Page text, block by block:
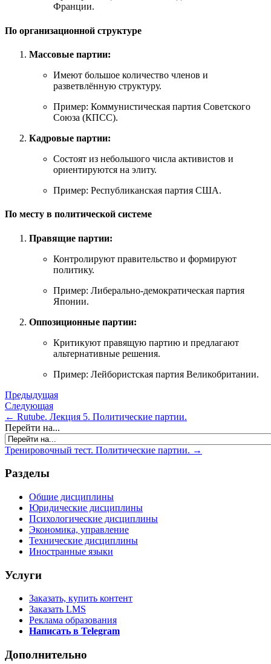
Франции.
По организационной структуре
Массовые партии:
Имеют большое количество членов и
разветвлённую структуру.
Пример: Коммунистическая партия Советского
Союза (КПСС).
Кадровые партии:
Состоят из небольшого числа активистов и
ориентируются на элиту.
Пример: Республиканская партия США.
По месту в политической системе
Правящие партии:
Контролируют правительство и формируют
политику.
Пример: Либерально-демократическая партия
Японии.
Оппозиционные партии:
Критикуют правящую партию и предлагают
альтернативные решения.
Пример: Лейбористская партия Великобритании.
Предыдущая
Следующая
← Rutube. Лекция 5. Политические партии.
Перейти на...
Тренировочный тест. Политические партии. →
Разделы
Общие дисциплины
Юридические дисциплины
Психологические дисциплины
Экономика, управление
Технические дисциплины
Иностранные языки
Услуги
Заказать, купить контент
Заказать LMS
Реклама образования
Написать в Telegram
Дополнительно